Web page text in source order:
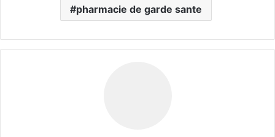
pharmacie de garde sante